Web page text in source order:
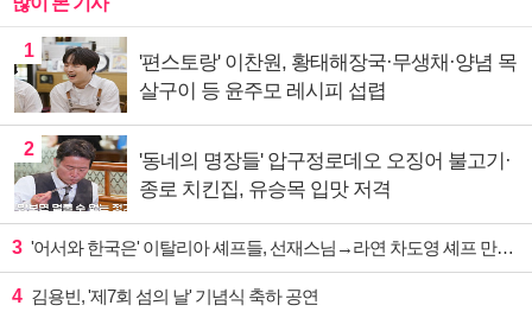
1
'편스토랑' 이찬원, 황태해장국·무생채·양념 목
살구이 등 윤주모 레시피 섭렵
2
'동네의 명장들' 압구정로데오 오징어 불고기·
종로 치킨집, 유승목 입맛 저격
3 '어서와 한국은' 이탈리아 셰프들, 선재스님→라연 차도영 셰프 만난다
4 김용빈, '제7회 섬의 날' 기념식 축하 공연